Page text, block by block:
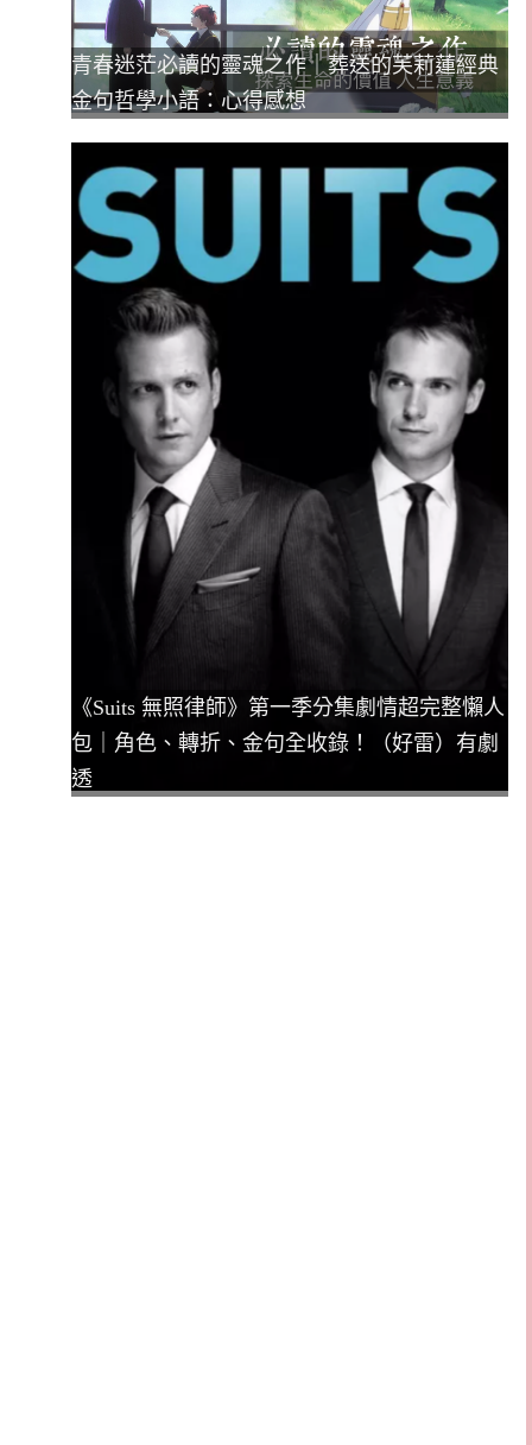
青春迷茫必讀的靈魂之作｜葬送的芙莉蓮經典
金句哲學小語：心得感想
《Suits 無照律師》第一季分集劇情超完整懶人
包｜角色、轉折、金句全收錄！（好雷）有劇
透